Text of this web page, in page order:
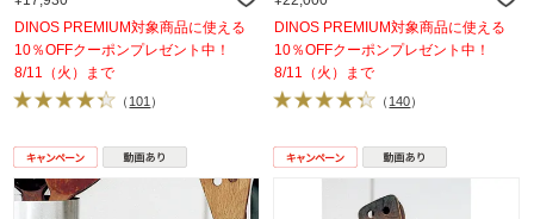
DINOS PREMIUM対象商品に使える
10％OFFクーポンプレゼント中！
8/11（火）まで
（ 101 ）
DINOS PREMIUM対象商品に使える
10％OFFクーポンプレゼント中！
8/11（火）まで
（ 140）